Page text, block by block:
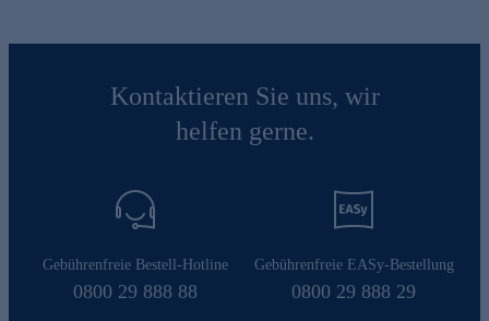
Kontaktieren Sie uns, wir
helfen gerne.
Gebührenfreie Bestell-Hotline
0800 29 888 88
Gebührenfreie EASy-Bestellung
0800 29 888 29